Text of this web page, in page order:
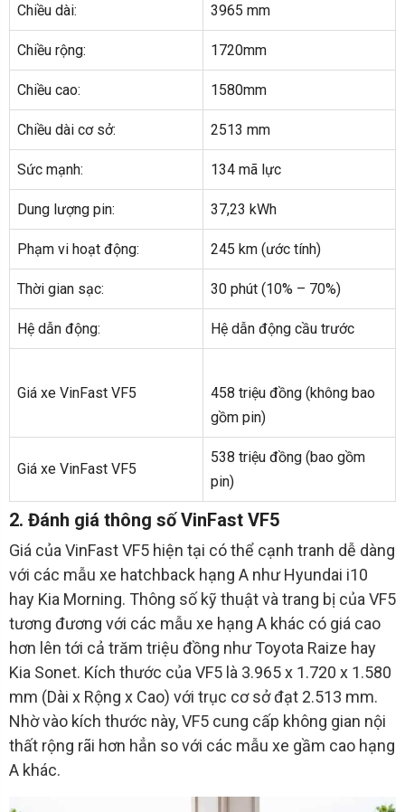
Chiều dài: 3965 mm
Chiều rộng: 1720mm
Chiều cao: 1580mm
Chiều dài cơ sở: 2513 mm
Sức mạnh: 134 mã lực
Dung lượng pin: 37,23 kWh
Phạm vi hoạt động: 245 km (ước tính)
Thời gian sạc: 30 phút (10% – 70%)
Hệ dẫn động: Hệ dẫn động cầu trước
Giá xe VinFast VF5
458 triệu đồng (không bao
gồm pin)
Giá xe VinFast VF5
538 triệu đồng (bao gồm
pin)
2. Đánh giá thông số VinFast VF5
Giá của VinFast VF5 hiện tại có thể cạnh tranh dễ dàng
với các mẫu xe hatchback hạng A như Hyundai i10
hay Kia Morning. Thông số kỹ thuật và trang bị của VF5
tương đương với các mẫu xe hạng A khác có giá cao
hơn lên tới cả trăm triệu đồng như Toyota Raize hay
Kia Sonet. Kích thước của VF5 là 3.965 x 1.720 x 1.580
mm (Dài x Rộng x Cao) với trục cơ sở đạt 2.513 mm.
Nhờ vào kích thước này, VF5 cung cấp không gian nội
thất rộng rãi hơn hẳn so với các mẫu xe gầm cao hạng
A khác.